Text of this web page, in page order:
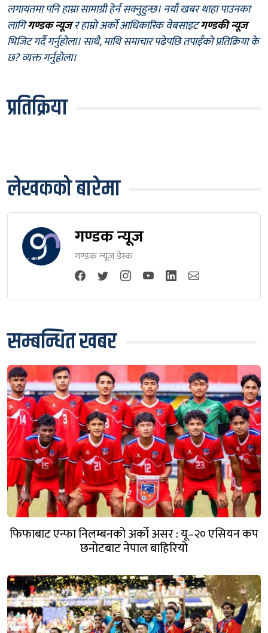
लगायतमा पनि हाम्रा सामाग्री हेर्न सक्नुहुन्छ। नयाँ खबर थाहा पाउनका
लागिगण्डक न्यूजर हाम्रो अर्को आधिकारिक वेबसाइटगण्डकी न्यूज
भिजिट गर्दै गर्नुहोला। साथै, माथि समाचार पढेपछि तपाईँको प्रतिक्रिया के
छ? व्यक्त गर्नुहोला।
प्रतिक्रिया
लेखकको बारेमा
गण्डक न्यूज
गण्डक न्यूज डेस्क
सम्बन्धित खबर
फिफाबाट एन्फा निलम्बनको अर्को असर : यू–२० एसियन कप
छनोटबाट नेपाल बाहिरियो